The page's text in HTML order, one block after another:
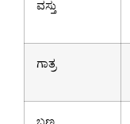
ವಸ್ತು
ಗಾತ್ರ